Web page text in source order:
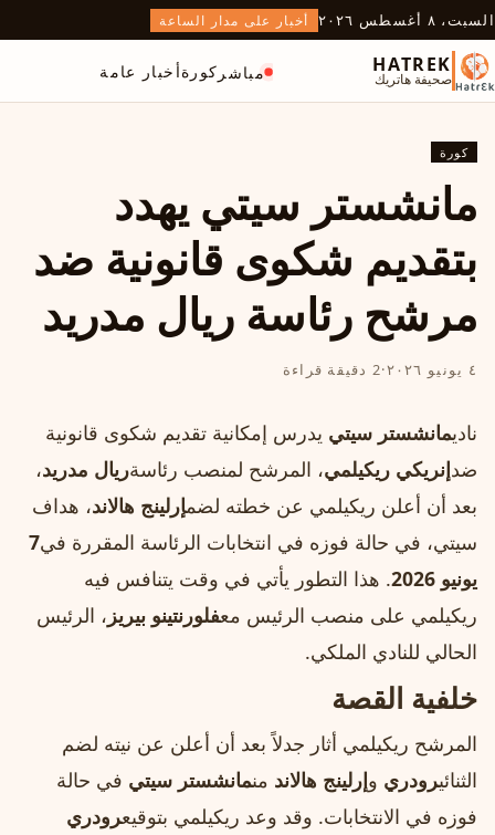
السبت، ٨ أغسطس ٢٠٢٦ أخبار على مدار الساعة
HATREK
صحيفة هاتريك مباشر كورةأخبار عامة
كورة
مانشستر سيتي يهدد
بتقديم شكوى قانونية ضد
مرشح رئاسة ريال مدريد
٤ يونيو ٢٠٢٦ ·2 دقيقة قراءة
ناديمانشستر سيتي يدرس إمكانية تقديم شكوى قانونية
ضدإنريكي ريكيلمي، المرشح لمنصب رئاسةريال مدريد،
بعد أن أعلن ريكيلمي عن خطته لضمإرلينج هالاند، هداف
سيتي، في حالة فوزه في انتخابات الرئاسة المقررة في7
يونيو 2026
. هذا التطور يأتي في وقت يتنافس فيه
ريكيلمي على منصب الرئيس معفلورنتينو بيريز ، الرئيس
الحالي للنادي الملكي.
خلفية القصة
المرشح ريكيلمي أثار جدلاً بعد أن أعلن عن نيته لضم
الثنائيرودري وإرلينج هالاند منمانشستر سيتي في حالة
فوزه في الانتخابات. وقد وعد ريكيلمي بتوقيعرودري